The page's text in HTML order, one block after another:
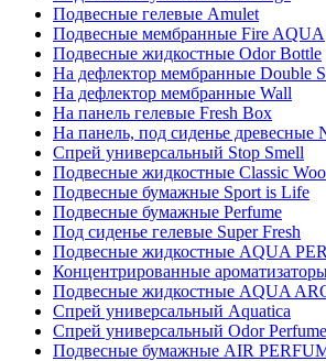
Подвесные гелевые Amulet
Подвесные мембранные Fire AQUA
Подвесные жидкостные Odor Bottle
На дефлектор мембранные Double
На дефлектор мембранные Wall
На панель гелевые Fresh Box
На панель, под сиденье древесные
Спрей универсальный Stop Smell
Подвесные жидкостные Classic
Подвесные бумажные Sport is Life
Подвесные бумажные Perfume
Под сиденье гелевые Super Fresh
Подвесные жидкостные AQUA
Концентрированные
Подвесные жидкостные AQUA
Спрей универсальный Aquatica
Спрей универсальный Odor Perfume
Подвесные бумажные AIR